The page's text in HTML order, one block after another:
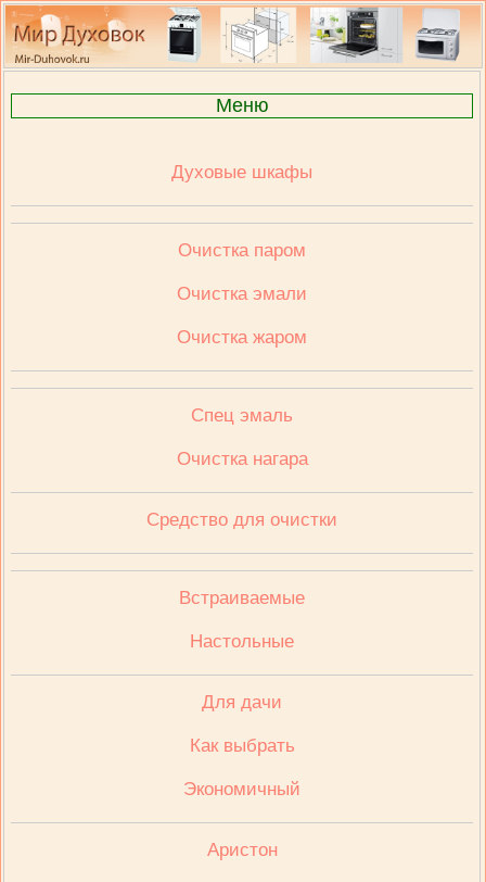
Меню
Духовые шкафы
Очистка паром
Очистка эмали
Очистка жаром
Спец эмаль
Очистка нагара
Средство для очистки
Встраиваемые
Настольные
Для дачи
Как выбрать
Экономичный
Аристон